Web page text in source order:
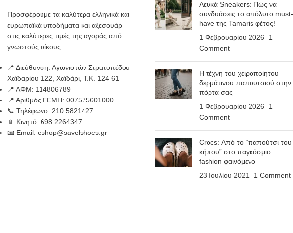
Προσφέρουμε τα καλύτερα ελληνικά και
ευρωπαϊκά υποδήματα και αξεσουάρ
στις καλύτερες τιμές της αγοράς από
γνωστούς οίκους.
📍 Διεύθυνση: Αγωνιστών Στρατοπέδου
Χαϊδαρίου 122, Χαϊδάρι, Τ.Κ. 124 61
📍 ΑΦΜ: 114806789
📍 Αριθμός ΓΕΜΗ: 007575601000
📞 Τηλέφωνο: 210 5821427
📱 Κινητό: 698 2264347
📧 Email: eshop@savelshoes.gr
Λευκά Sneakers: Πώς να
συνδυάσεις το απόλυτο must-
have της Tamaris φέτος!
1 Φεβρουαρίου 2026
1
Comment
Η τέχνη του χειροποίητου
δερμάτινου παπουτσιού στην
πόρτα σας
1 Φεβρουαρίου 2026
1
Comment
Crocs: Από το “παπούτσι του
κήπου” στο παγκόσμιο
fashion φαινόμενο
23 Ιουλίου 2021
1 Comment